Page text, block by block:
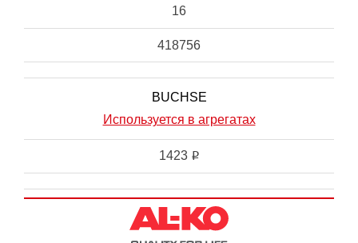
16
418756
BUCHSE
Используется в агрегатах
1423 i